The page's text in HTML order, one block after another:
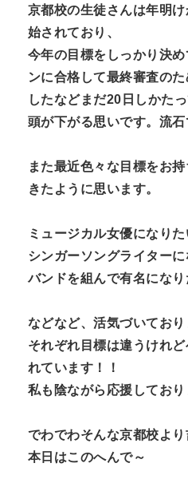
京都校の生徒さんは年明
始されており、
今年の目標をしっかり決
ンに合格して最終審査の
したなどまだ20日しかた
頭が下がる思いです。流石
また最近色々な目標をお
きたように思います。
ミュージカル女優になりた
シンガーソングライター
バンドを組んで有名にな
などなど、活気づいており
それぞれ目標は違うけれ
れています！！
私も陰ながら応援しており
でわでわそんな京都校より
本日はこのへんで～